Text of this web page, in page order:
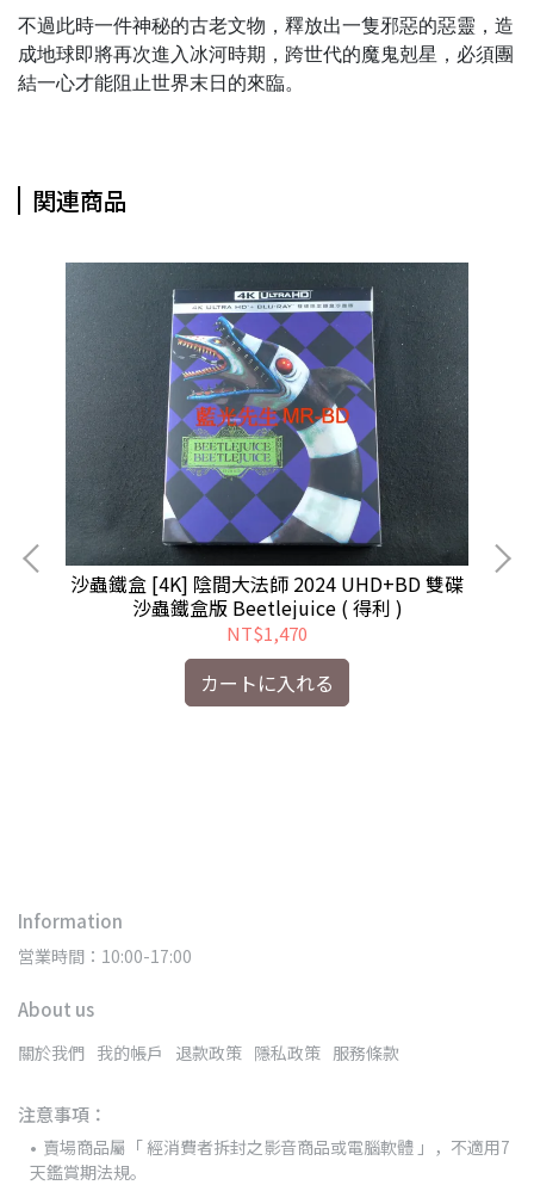
不過此時一件神秘的古老文物，釋放出一隻邪惡的惡靈，造
成地球即將再次進入冰河時期，跨世代的魔鬼剋星，必須團
結一心才能阻止世界末日的來臨。
関連商品
沙蟲鐵盒 [4K] 陰間大法師 2024 UHD+BD 雙碟
沙蟲鐵盒版 Beetlejuice ( 得利 )
NT$1,470
カートに入れる
Information
営業時間：10:00-17:00
About us
關於我們 我的帳戶 退款政策 隱私政策 服務條款
注意事項：
賣場商品屬「 經消費者拆封之影音商品或電腦軟體 」，不適用7
天鑑賞期法規。